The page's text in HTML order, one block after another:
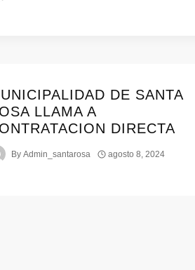
DE SANTA
LLAMA A
DIRECTA
By Admin_santarosa agosto 8, 2024